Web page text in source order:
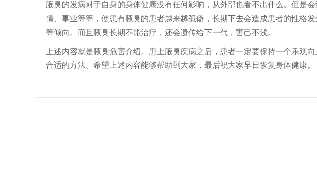
腋臭的发病对于自身的身体健康没有任何影响，从外部也看不出什么。但是
情、事业等等，使患有腋臭的患者越来越孤僻，长期下去会造成患者的性格
等倾向。而且腋臭长期不能治疗，还会遗传给下一代，害己不浅。
上述内容就是腋臭危害介绍。患上腋臭疾病之后，患者一定要保持一个乐观
合适的方法。希望上述内容能够帮助到大家，最后祝大家早日恢复身体健康。